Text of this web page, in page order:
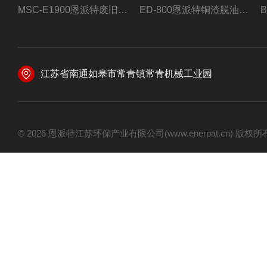
MSC-E1900恩派特废旧锂电池极片破碎处理设备 ED-800恩派特铜渣脱油机废铜屑铝屑甩油机
江苏省南通如皋市常青镇常青机械工业园
© 2026 恩派特江苏环保产业有限公司(www.enerpat.cn) 版权